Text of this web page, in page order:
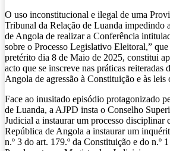
O uso inconstitucional e ilegal de uma
Tribunal da Relação de Luanda impedindo
de Angola de realizar a Conferência
sobre o Processo Legislativo Eleitoral,”
pretérito dia 8 de Maio de 2025, constitui
acto que se inscreve nas práticas reiteradas
Angola de agressão à Constituição e às
Face ao inusitado episódio protagonizado
de Luanda, a AJPD insta o Conselho
Judicial a instaurar um processo disciplinar
República de Angola a instaurar um
n.º 3 do art. 179.º da Constituição e do n.º